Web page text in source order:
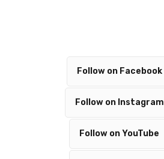
Follow on Facebook
Follow on Instagram
Follow on YouTube